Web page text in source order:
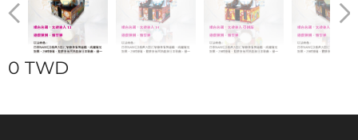
0 TWD